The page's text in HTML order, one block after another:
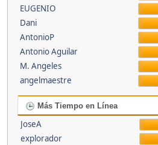
EUGENIO
Dani
AntonioP
Antonio Aguilar
M. Angeles
angelmaestre
Más Tiempo en Línea
JoseA
explorador